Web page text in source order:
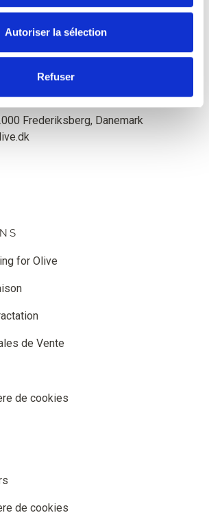
Autoriser la sélection
Refuser
des patrons et des fils de haute
à Copenhague, au Danemark.
Frederiksberg, Danemark
for Olive
de Vente
de cookies
de cookies